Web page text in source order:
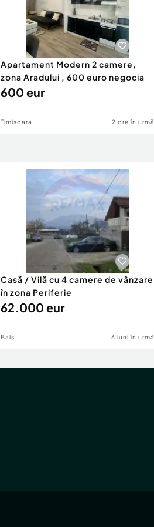
Apartament Modern 2 camere,
zona Aradului , 600 euro negocia
600 eur
Timisoara 2 ore în urmă
Casă / Vilă cu 4 camere de vânzare
în zona Periferie
62.000 eur
Bals 6 luni în urmă